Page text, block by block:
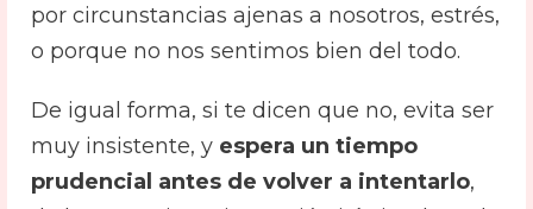
por circunstancias ajenas a nosotros, estrés,
o porque no nos sentimos bien del todo.
De igual forma, si te dicen que no, evita ser
muy insistente, y espera un tiempo
prudencial antes de volver a intentarlo,